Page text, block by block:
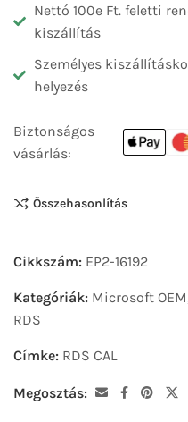
Nettó 100e Ft. feletti
kiszállítás
Személyes
helyezés
Biztonságos
vásárlás:
Összehasonlítás
Cikkszám: EP2-16192
Kategóriák: Microsoft OEM
RDS
Címke: RDS CAL
Megosztás: